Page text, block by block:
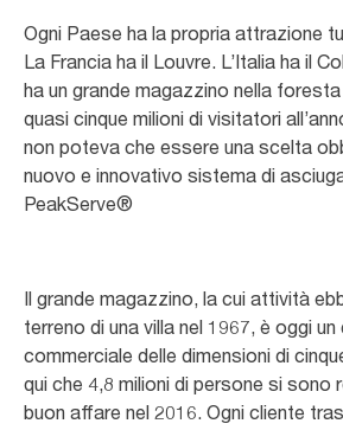
Ogni Paese ha la propria attrazione
La Francia ha il Louvre. L’Italia ha il
ha un grande magazzino nella
quasi cinque milioni di visitatori
non poteva che essere una scelta
nuovo e innovativo sistema di
PeakServe®
Il grande magazzino, la cui attività
terreno di una villa nel 1967, è oggi
commerciale delle dimensioni di
qui che 4,8 milioni di persone si sono
buon affare nel 2016. Ogni cliente